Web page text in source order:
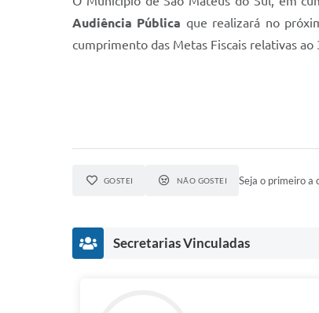
Audiência Pública que realizará no
cumprimento das Metas Fiscais relativas
GOSTEI NÃO GOSTEI Seja o primeiro a
Secretarias Vinculadas